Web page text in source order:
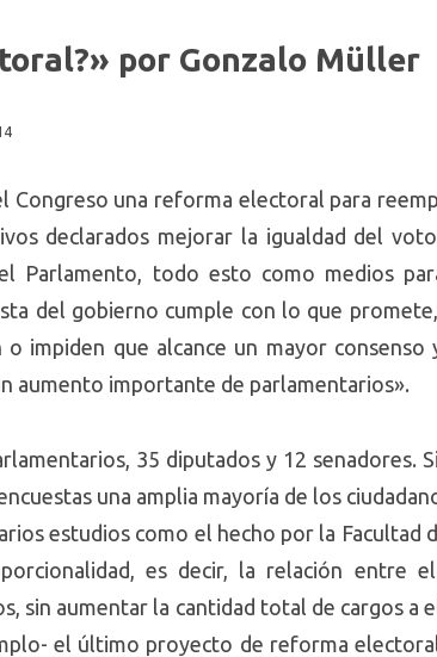
por Gonzalo Müller
una reforma electoral para
declarados mejorar la igualdad del
Parlamento, todo esto como medios
del gobierno cumple con lo que
impiden que alcance un mayor consenso
aumento importante de parlamentarios».
35 diputados y 12 senadores.
una amplia mayoría de los
estudios como el hecho por la Facultad
es decir, la relación entre
sin aumentar la cantidad total de cargos a
el último proyecto de reforma